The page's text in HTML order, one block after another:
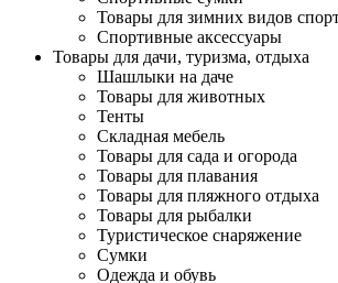
Товары для зимних видов
Спортивные аксессуары
Товары для дачи, туризма, отдыха
Шашлыки на даче
Товары для животных
Тенты
Складная мебель
Товары для сада и огорода
Товары для плавания
Товары для пляжного отдыха
Товары для рыбалки
Туристическое снаряжение
Сумки
Одежда и обувь